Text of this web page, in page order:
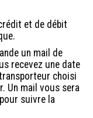
et de débit
un mail de
recevez une date
choisi
Un mail vous sera
suivre la